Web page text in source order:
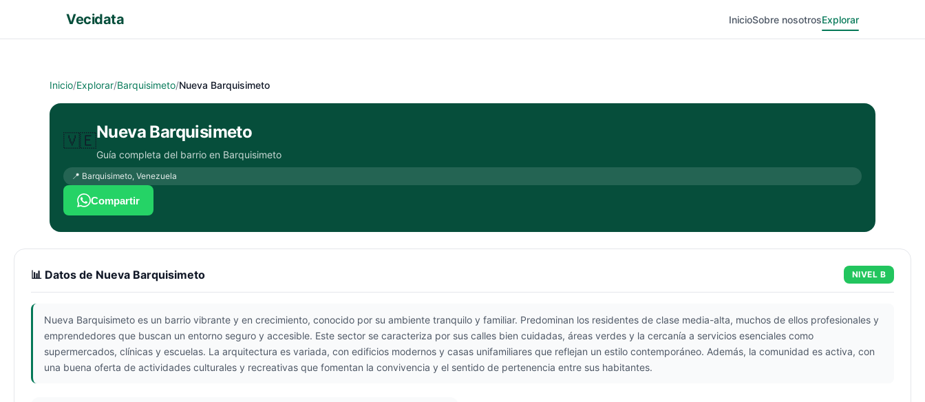
Vecidata InicioSobre nosotrosExplorar
Inicio/Explorar/Barquisimeto/Nueva Barquisimeto
🇻🇪Nueva Barquisimeto
Guía completa del barrio en Barquisimeto
📍 Barquisimeto, Venezuela
Compartir
📊 Datos de Nueva Barquisimeto NIVEL B
Nueva Barquisimeto es un barrio vibrante y en crecimiento, conocido por su ambiente tranquilo y familiar. Predominan los residentes de clase media-alta, muchos de ellos profesionales y
emprendedores que buscan un entorno seguro y accesible. Este sector se caracteriza por sus calles bien cuidadas, áreas verdes y la cercanía a servicios esenciales como
supermercados, clínicas y escuelas. La arquitectura es variada, con edificios modernos y casas unifamiliares que reflejan un estilo contemporáneo. Además, la comunidad es activa, con
una buena oferta de actividades culturales y recreativas que fomentan la convivencia y el sentido de pertenencia entre sus habitantes.